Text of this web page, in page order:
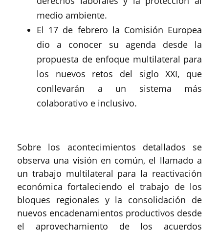
medio ambiente.
El 17 de febrero la Comisión Europea
dio a conocer su agenda desde la
propuesta de enfoque multilateral para
los nuevos retos del siglo XXI, que
conllevarán a un sistema más
colaborativo e inclusivo.
Sobre los acontecimientos detallados se
observa una visión en común, el llamado a
un trabajo multilateral para la reactivación
económica fortaleciendo el trabajo de los
bloques regionales y la consolidación de
nuevos encadenamientos productivos desde
el aprovechamiento de los acuerdos